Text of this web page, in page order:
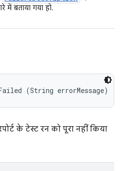
बताया गया हो.
(String errorMessage)
के टेस्ट रन को पूरा नहीं किया